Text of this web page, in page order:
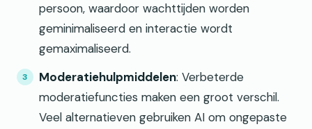
persoon, waardoor wachttijden worden
geminimaliseerd en interactie wordt
gemaximaliseerd.
Moderatiehulpmiddelen: Verbeterde
moderatiefuncties maken een groot verschil.
Veel alternatieven gebruiken AI om ongepaste